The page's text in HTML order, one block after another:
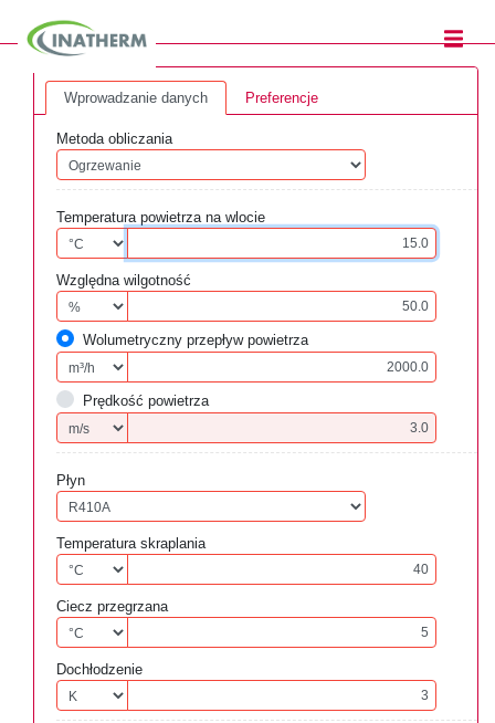
Wprowadzanie danych Preferencje
Metoda obliczania
Temperatura powietrza na wlocie
Względna wilgotność
Wolumetryczny przepływ powietrza
Prędkość powietrza
Płyn
Temperatura skraplania
Ciecz przegrzana
Dochłodzenie